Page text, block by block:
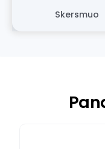
Skersmuo